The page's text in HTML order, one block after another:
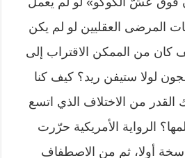
المرضى العقليين لو لم يكن
كان من الممكن الاقتراب إلى
لولا ستيفن ريد؟ كيف كنا
من الاختلاف الذي اتسع
الرواية الأمريكية حرّرت
أولا، ثم من الاصطفاف